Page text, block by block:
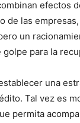
efectos
de las
un
para la
una
Tal vez es
permita